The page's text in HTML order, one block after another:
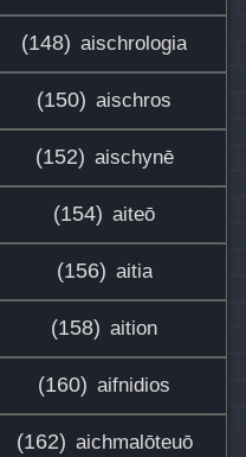
(148) aischrologia
(150) aischros
(152) aischynē
(154) aiteō
(156) aitia
(158) aition
(160) aifnidios
(162) aichmalōteuō